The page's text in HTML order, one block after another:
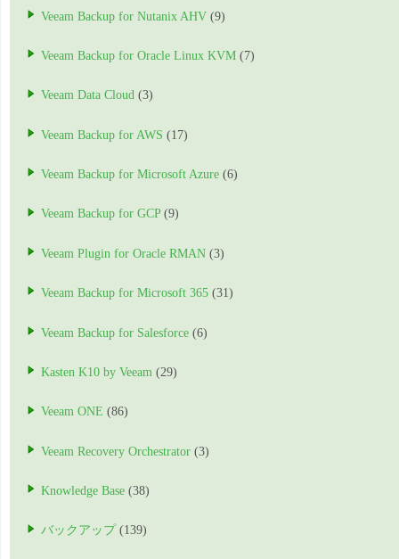
Veeam Backup for Nutanix AHV (9)
Veeam Backup for Oracle Linux KVM (7)
Veeam Data Cloud (3)
Veeam Backup for AWS (17)
Veeam Backup for Microsoft Azure (6)
Veeam Backup for GCP(9)
Veeam Plugin for Oracle RMAN (3)
Veeam Backup for Microsoft 365 (31)
Veeam Backup for Salesforce (6)
Kasten K10 by Veeam (29)
Veeam ONE (86)
Veeam Recovery Orchestrator (3)
Knowledge Base (38)
バックアップ (139)